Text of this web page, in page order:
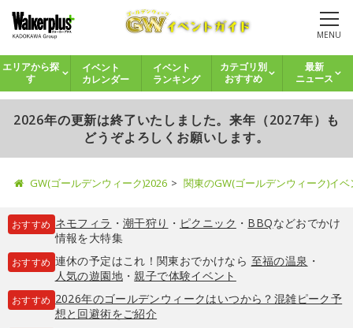
MENU
エリアから探
す
イベント
カレンダー
イベント
ランキング
カテゴリ別
おすすめ
最新
ニュース
2026年の更新は終了いたしました。来年（2027年）も
どうぞよろしくお願いします。
GW(ゴールデンウィーク)2026 関東のGW(ゴールデンウィーク)イ
おすすめ ネモフィラ ・ 潮干狩り ・ ピクニック ・ BBQなどおでかけ
情報を大特集
おすすめ 連休の予定はこれ！関東おでかけなら 至福の温泉 ・
人気の遊園地・親子で体験イベント
おすすめ 2026年のゴールデンウィークはいつから？混雑ピーク予
想と回避術をご紹介